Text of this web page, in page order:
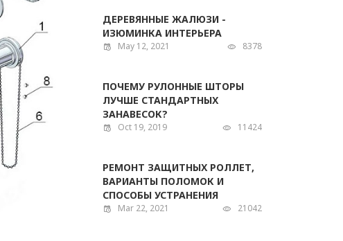
ДЕРЕВЯННЫЕ ЖАЛЮЗИ -
ИЗЮМИНКА ИНТЕРЬЕРА
May 12, 2021 8378
ПОЧЕМУ РУЛОННЫЕ ШТОРЫ
ЛУЧШЕ СТАНДАРТНЫХ
ЗАНАВЕСОК?
Oct 19, 2019 11424
РЕМОНТ ЗАЩИТНЫХ РОЛЛЕТ,
ВАРИАНТЫ ПОЛОМОК И
СПОСОБЫ УСТРАНЕНИЯ
Mar 22, 2021 21042